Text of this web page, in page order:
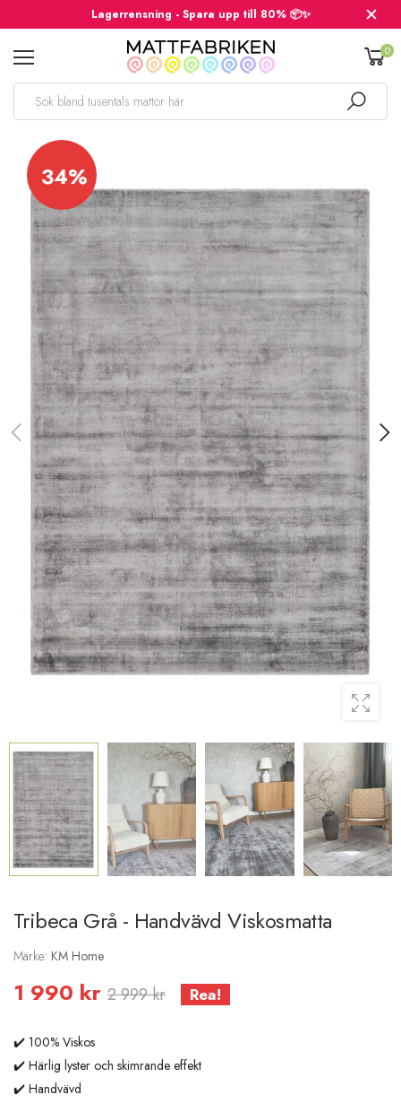
Lagerrensning - Spara upp till 80% 📦✨
0
34%
Tribeca Grå - Handvävd Viskosmatta
Märke: KM Home
1 990 kr 2 999 kr Rea!
✔️ 100% Viskos
✔️ Härlig lyster och skimrande effekt
✔️ Handvävd